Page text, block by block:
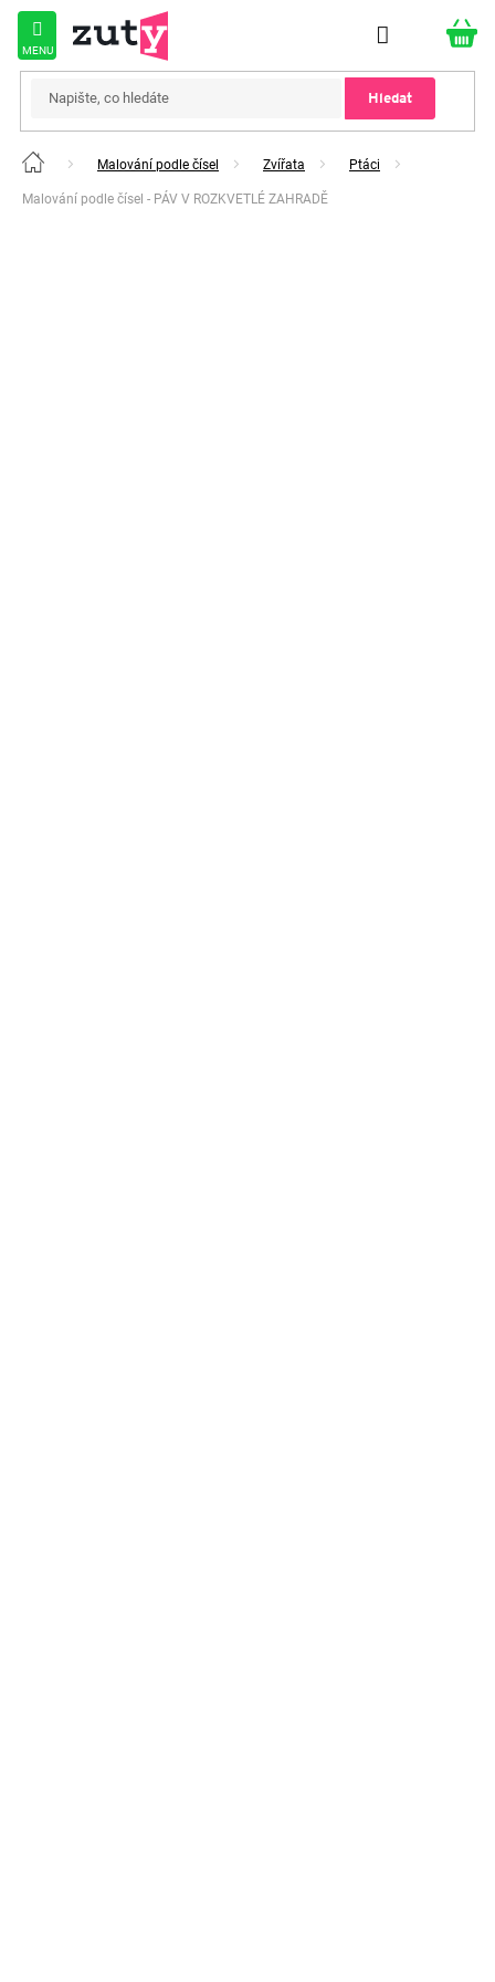
Přejít
obsah
Hledat
Domů Malování podle čísel Zvířata Ptáci
Malování podle čísel - PÁV V ROZKVETLÉ ZAHRADĚ